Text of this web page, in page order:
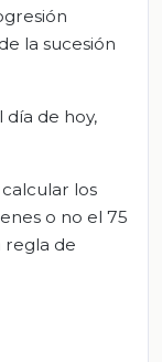
la sucesión
día de hoy,
los
o no el 75
regla de